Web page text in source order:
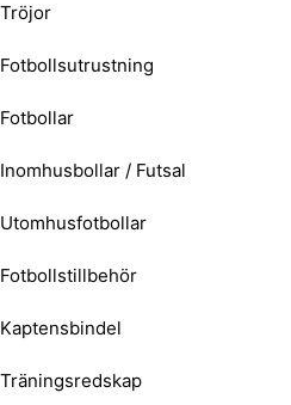
Tröjor
Fotbollsutrustning
Fotbollar
Inomhusbollar / Futsal
Utomhusfotbollar
Fotbollstillbehör
Kaptensbindel
Träningsredskap